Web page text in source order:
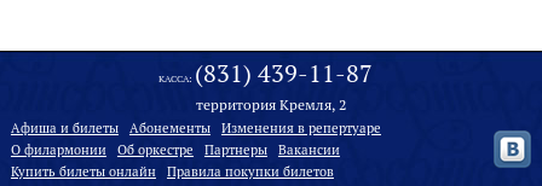
КАССА: (831) 439-11-87
территория Кремля, 2
Афиша и билеты Абонементы
Изменения в репертуаре
О филармонии
Oб оркестре Партнеры
Вакансии
Купить билеты онлайн
Правила покупки билетов